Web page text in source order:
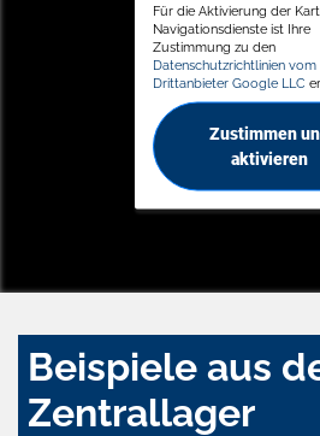
Für die Aktivierung der
Navigationsdienste ist Ihre
Zustimmung zu den
Datenschutzrichtlinien vom
Drittanbieter Google LLC
Zustimmen
aktivieren
Beispiele aus
Zentrallager